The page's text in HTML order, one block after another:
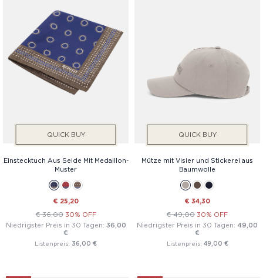
QUICK BUY
Einstecktuch Aus Seide Mit Medaillon-
Muster
€ 25,20
€ 36,00 30% OFF
Niedrigster Preis in 30 Tagen: 36,00
€
Listenpreis: 36,00 €
QUICK BUY
Mütze mit Visier und Stickerei aus
Baumwolle
€ 34,30
€ 49,00 30% OFF
Niedrigster Preis in 30 Tagen: 49,00
€
Listenpreis: 49,00 €